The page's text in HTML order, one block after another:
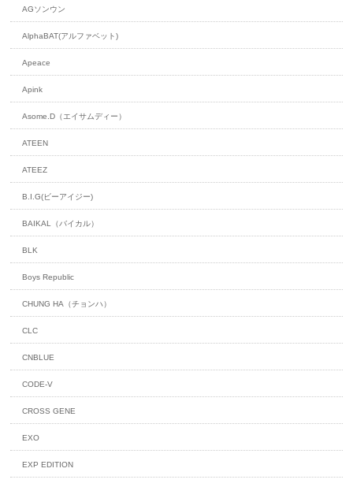
AGソンウン
AlphaBAT(アルファベット)
Apeace
Apink
Asome.D（エイサムディー）
ATEEN
ATEEZ
B.I.G(ビーアイジー)
BAIKAL（バイカル）
BLK
Boys Republic
CHUNG HA（チョンハ）
CLC
CNBLUE
CODE-V
CROSS GENE
EXO
EXP EDITION